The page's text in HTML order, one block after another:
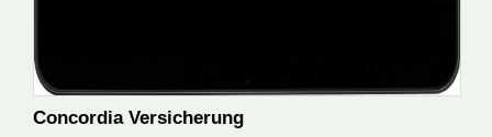
Concordia Versicherung